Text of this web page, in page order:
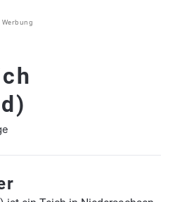
Werbung